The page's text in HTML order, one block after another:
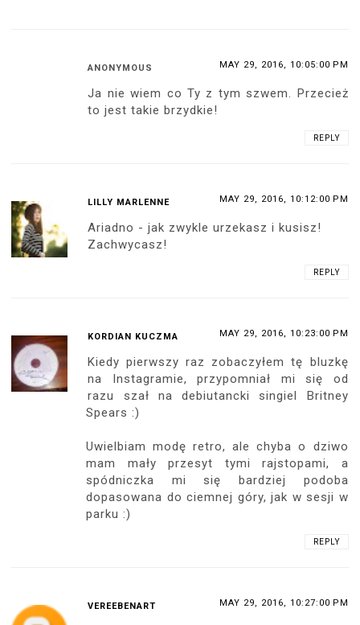
ANONYMOUS MAY 29, 2016, 10:05:00 PM
Ja nie wiem co Ty z tym szwem. Przecież
to jest takie brzydkie!
REPLY
LILLY MARLENNE MAY 29, 2016, 10:12:00 PM
Ariadno - jak zwykle urzekasz i kusisz!
Zachwycasz!
REPLY
KORDIAN KUCZMA MAY 29, 2016, 10:23:00 PM
Kiedy pierwszy raz zobaczyłem tę bluzkę
na Instagramie, przypomniał mi się od
razu szał na debiutancki singiel Britney
Spears :)
Uwielbiam modę retro, ale chyba o dziwo
mam mały przesyt tymi rajstopami, a
spódniczka mi się bardziej podoba
dopasowana do ciemnej góry, jak w sesji w
parku :)
REPLY
VEREEBENART MAY 29, 2016, 10:27:00 PM